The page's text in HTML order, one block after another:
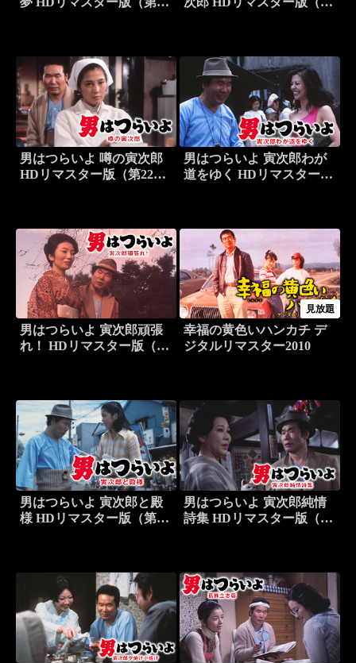
男はつらいよ 噂の寅次郎
HDリマスター版（第22
男はつらいよ 寅次郎わが
道をゆく HDリマスター版
男はつらいよ 寅次郎頑張
れ！ HDリマスター版（第
見放題
幸福の黄色いハンカチ デ
ジタルリマスター2010
男はつらいよ 寅次郎と殿
様 HDリマスター版（第19
男はつらいよ 寅次郎純情
詩集 HDリマスター版（第